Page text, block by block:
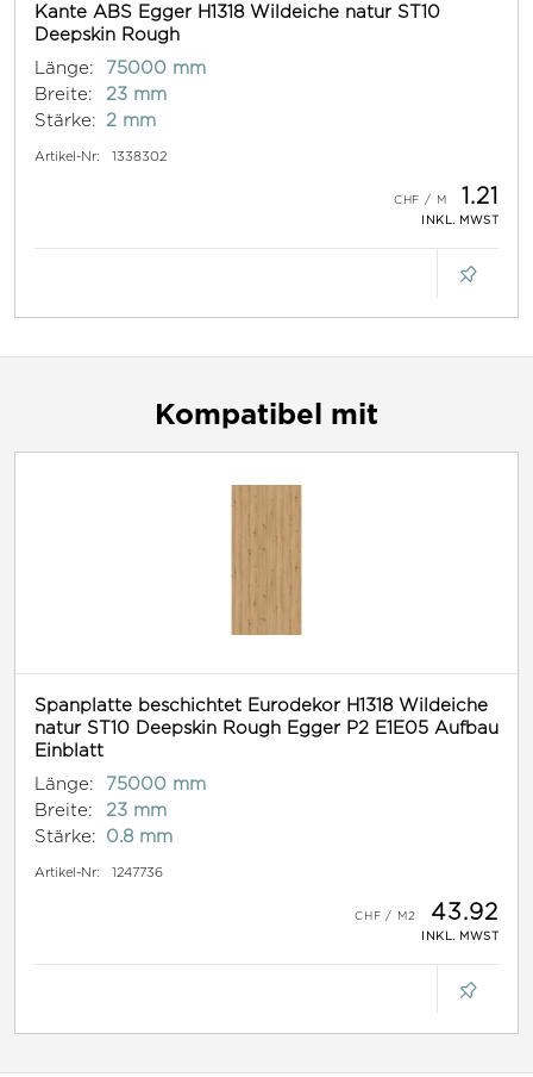
Kante ABS Egger H1318 Wildeiche natur ST10
Deepskin Rough
Länge:
75000 mm
Breite:
23 mm
Stärke:
2 mm
Artikel-Nr: 1338302
1.21
INKL. MWST
Kompatibel mit
Spanplatte beschichtet Eurodekor H1318 Wildeiche
natur ST10 Deepskin Rough Egger P2 E1E05 Aufbau
Einblatt
Länge:
75000 mm
Breite:
23 mm
Stärke:
0.8 mm
Artikel-Nr: 1247736
43.92
INKL. MWST